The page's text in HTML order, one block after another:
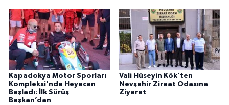
Kapadokya Motor Sporları
Kompleksi'nde Heyecan
Başladı: İlk Sürüş
Başkan’dan
Vali Hüseyin Kök'ten
Nevşehir Ziraat Odasına
Ziyaret